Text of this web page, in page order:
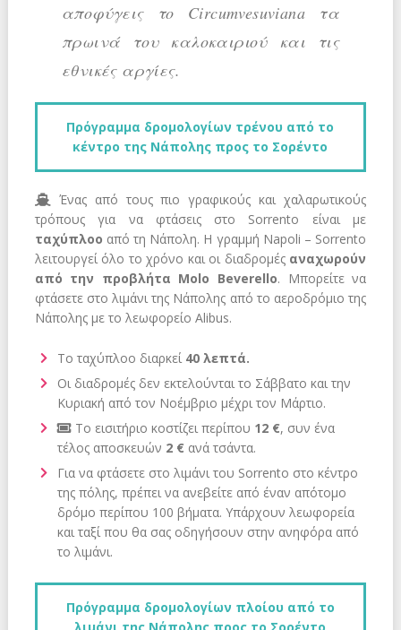
αποφύγεις το Circumvesuviana τα
πρωινά του καλοκαιριού και τις
εθνικές αργίες.
Πρόγραμμα δρομολογίων τρένου από το
κέντρο της Νάπολης προς το Σορέντο
Ένας από τους πιο γραφικούς και χαλαρωτικούς
τρόπους για να φτάσεις στο Sorrento είναι με
ταχύπλοο από τη Νάπολη. Η γραμμή Napoli – Sorrento
λειτουργεί όλο το χρόνο και οι διαδρομές αναχωρούν
από την προβλήτα Molo Beverello. Μπορείτε να
φτάσετε στο λιμάνι της Νάπολης από το αεροδρόμιο της
Νάπολης με το λεωφορείο Alibus.
Το ταχύπλοο διαρκεί 40 λεπτά.
Οι διαδρομές δεν εκτελούνται το Σάββατο και την
Κυριακή από τον Νοέμβριο μέχρι τον Μάρτιο.
Το εισιτήριο κοστίζει περίπου 12 €, συν ένα
τέλος αποσκευών 2 € ανά τσάντα.
Για να φτάσετε στο λιμάνι του Sorrento στο κέντρο
της πόλης, πρέπει να ανεβείτε από έναν απότομο
δρόμο περίπου 100 βήματα. Υπάρχουν λεωφορεία
και ταξί που θα σας οδηγήσουν στην ανηφόρα από
το λιμάνι.
Πρόγραμμα δρομολογίων πλοίου από το